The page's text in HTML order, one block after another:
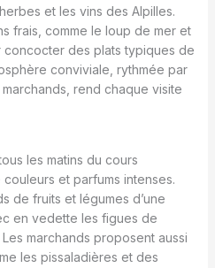
et les vins des Alpilles.
frais, comme le loup de mer et
des plats typiques de
conviviale, rythmée par
rend chaque visite
les matins du cours
et parfums intenses.
de fruits et légumes d’une
en vedette les figues de
marchands proposent aussi
les pissaladières et des